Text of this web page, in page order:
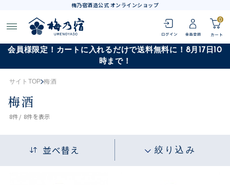
梅乃宿酒造公式 オンラインショップ
0
会員様限定！カートに入れるだけで送料無料に！8月17日10
時まで！
サイトTOP 梅酒
梅酒
8件 / 8件を表示
並べ替え 絞り込み